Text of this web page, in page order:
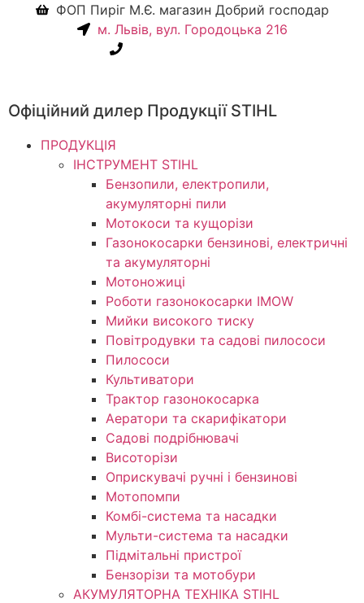
ФОП Пиріг М.Є. магазин Добрий господар
м. Львів, вул. Городоцька 216
Офіційний дилер Продукції STIHL
ПРОДУКЦІЯ
ІНСТРУМЕНТ STIHL
Бензопили, електропили,
акумуляторні пили
Мотокоси та кущорізи
Газонокосарки бензинові, електричні
та акумуляторні
Мотоножиці
Роботи газонокосарки IMOW
Мийки високого тиску
Повітродувки та садові пилососи
Пилососи
Культиватори
Трактор газонокосарка
Аератори та скарифікатори
Садові подрібнювачі
Висоторізи
Оприскувачі ручні і бензинові
Мотопомпи
Комбі-система та насадки
Мульти-система та насадки
Підмітальні пристрої
Бензорізи та мотобури
АКУМУЛЯТОРНА ТЕХНІКА STIHL